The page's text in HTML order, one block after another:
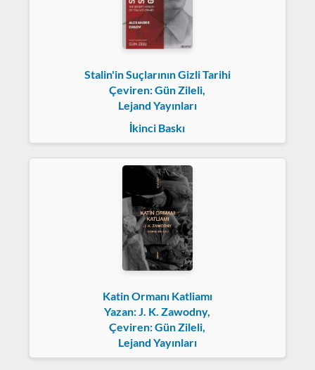
Stalin'in Suçlarının Gizli Tarihi
Çeviren: Gün Zileli,
Lejand Yayınları
İkinci Baskı
Katin Ormanı Katliamı
Yazan: J. K. Zawodny,
Çeviren: Gün Zileli,
Lejand Yayınları